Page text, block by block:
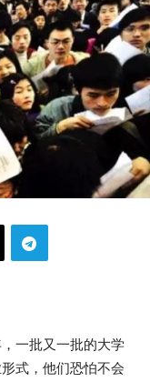
一批又一批的大学
式，他们恐怕不会